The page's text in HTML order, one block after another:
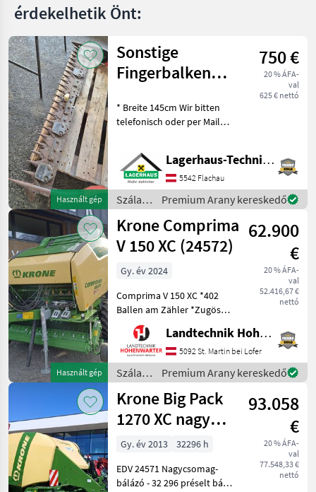
érdekelhetik Önt:
Használt gép
Sonstige
Fingerbalken
750 €
20 % ÁFA-
val
625 € nettó
* Breite 145cm Wir bitten
telefonisch oder per Mail
ausreichend Zeit für die
Beratung und eventuell
einer Probefahrt für Sie zu
re
Lagerhaus-Technik Flachau
5542 Flachau
Szálastakarmány
betakarítók
/
Sonstige
Premium Arany kereskedő
Használt gép
Krone Comprima
V 150 XC (24572)
62.900
€
20 % ÁFA-
val
52.416,67 €
nettó
Gy. év 2024
Comprima V 150 XC *402
Ballen am Zähler *Zugöse
Obenanhängung
*Schneidwerk mit 17 Messer
*Gelenkwelle *Hydraul.
Bodenabsenkung *E-Achse
mit 2-Leiter Druckl.-Brems
Landtechnik Hohenwarter GmbH
5092 St. Martin bei Lofer
Szálastakarmány
betakarítók
/ Krone
Premium Arany kereskedő
Krone Big Pack
1270 XC nagy
sebességű
bálázó
93.058
€
20 % ÁFA-
val
77.548,33 €
nettó
Gy. év 2013
32296 h
EDV 24571 Nagycsomag-
bálázó - 32 296 préselt bála